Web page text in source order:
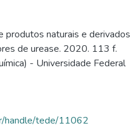
produtos naturais e derivados
de urease. 2020. 113 f.
- Universidade Federal
handle/tede/11062